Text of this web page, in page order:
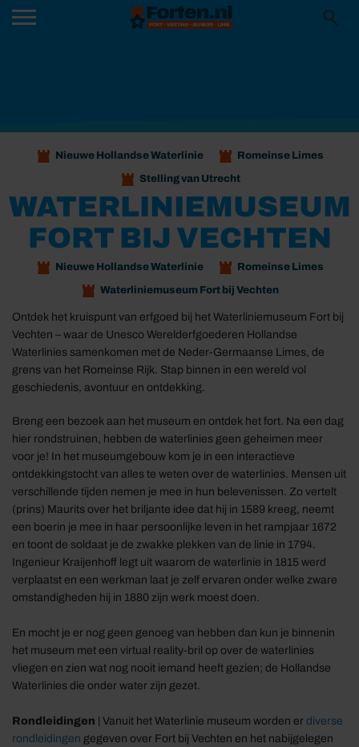
Nieuwe Hollandse Waterlinie Romeinse Limes
Stelling van Utrecht
WATERLINIEMUSEUM
FORT BIJ VECHTEN
Nieuwe Hollandse Waterlinie Romeinse Limes
Waterliniemuseum Fort bij Vechten
Ontdek het kruispunt van erfgoed bij het Waterliniemuseum Fort bij
Vechten – waar de Unesco Werelderfgoederen Hollandse
Waterlinies samenkomen met de Neder-Germaanse Limes, de
grens van het Romeinse Rijk. Stap binnen in een wereld vol
geschiedenis, avontuur en ontdekking.
Breng een bezoek aan het museum en ontdek het fort. Na een dag
hier rondstruinen, hebben de waterlinies geen geheimen meer
voor je! In het museumgebouw kom je in een interactieve
ontdekkingstocht van alles te weten over de waterlinies. Mensen uit
verschillende tijden nemen je mee in hun belevenissen. Zo vertelt
(prins) Maurits over het briljante idee dat hij in 1589 kreeg, neemt
een boerin je mee in haar persoonlijke leven in het rampjaar 1672
en toont de soldaat je de zwakke plekken van de linie in 1794.
Ingenieur Kraijenhoff legt uit waarom de waterlinie in 1815 werd
verplaatst en een werkman laat je zelf ervaren onder welke zware
omstandigheden hij in 1880 zijn werk moest doen.
En mocht je er nog geen genoeg van hebben dan kun je binnenin
het museum met een virtual reality-bril op over de waterlinies
vliegen en zien wat nog nooit iemand heeft gezien; de Hollandse
Waterlinies die onder water zijn gezet.
Rondleidingen | Vanuit het Waterlinie museum worden er diverse
rondleidingen gegeven over Fort bij Vechten en het nabijgelegen